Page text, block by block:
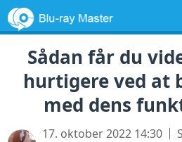
Sådan får du
hurtigere ved at
med dens
17. oktober 2022 14:30